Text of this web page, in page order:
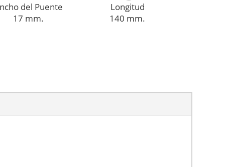
del Puente
17 mm.
Longitud
140 mm.